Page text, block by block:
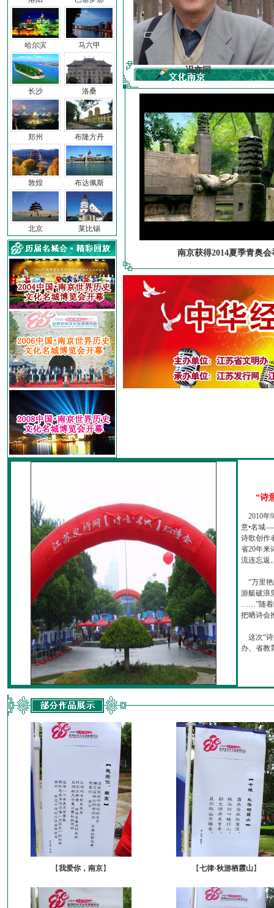
哈尔滨
长沙
郑州
敦煌
北京
马六甲
洛桑
布隆方丹
布达佩斯
莱比锡
前子 冯亦同
南京获得2014夏季青奥会
“诗
2010年
意•名城
诗歌创作
省20年来
流连忘返
“万里艳
游艇破浪
……”随着
把晒诗会
这次“诗
办、省教
【我爱你，南京】 【七律·秋游栖霞山】